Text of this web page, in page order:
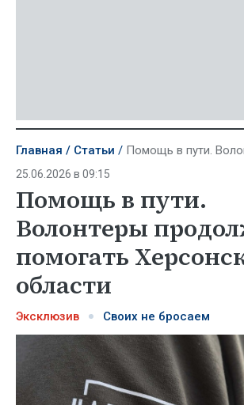
Главная Статьи Помощь в пути. Волонтеры продолжают
25.06.2026 в 09:15
Помощь в пути.
Волонтеры
помогать
области
Эксклюзив Своих не бросаем